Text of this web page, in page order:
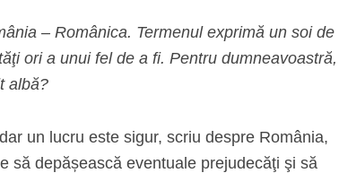
– Românica. Termenul exprimă un soi de
ori a unui fel de a fi. Pentru dumneavoastră,
albă?
un lucru este sigur, scriu despre România,
să depășească eventuale prejudecăţi şi să